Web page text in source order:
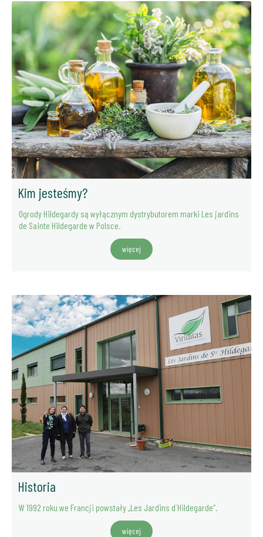
Kim jesteśmy?
Ogrody Hildegardy są wyłącznym dystrybutorem marki Les jardins
de Sainte Hildegarde w Polsce.
więcej
Historia
W 1992 roku we Francji powstały „Les Jardins d´Hildegarde”.
więcej